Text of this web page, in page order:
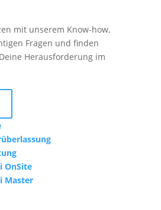
mit unserem Know-how,
Fragen und finden
Herausforderung im
OnSite
Master